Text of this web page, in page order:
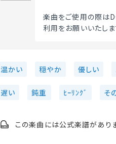
楽曲をご使用の際は
利用をお願いいたしま
温かい 穏やか 優しい
遅い 鈍重 ﾋｰﾘﾝｸﾞ そ
この楽曲には公式楽譜があり